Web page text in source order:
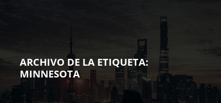
ARCHIVO DE LA ETIQUETA:
MINNESOTA